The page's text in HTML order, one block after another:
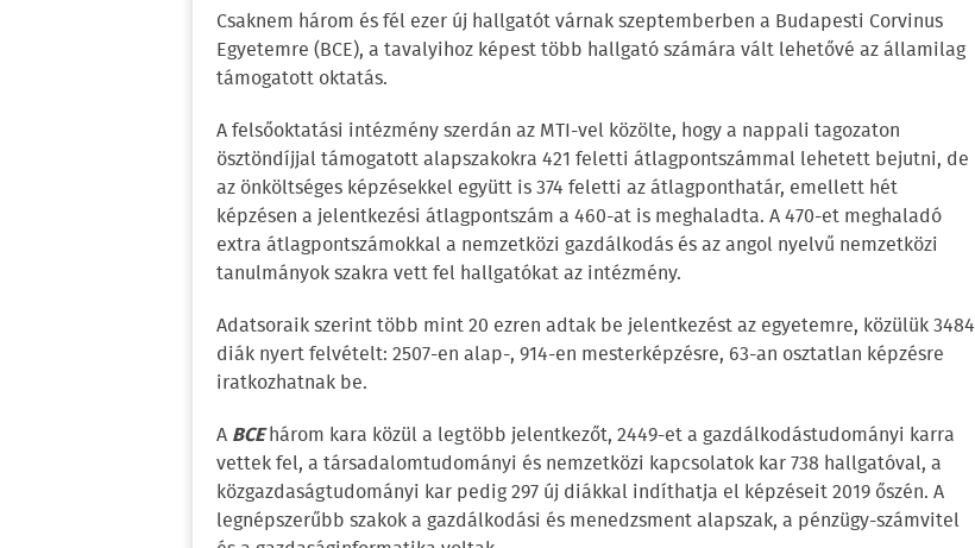
Csaknem három és fél ezer új hallgatót várnak szeptemberben a Budapesti Corvinus
Egyetemre (BCE), a tavalyihoz képest több hallgató számára vált lehetővé az államilag
támogatott oktatás.
A felsőoktatási intézmény szerdán az MTI-vel közölte, hogy a nappali tagozaton
ösztöndíjjal támogatott alapszakokra 421 feletti átlagpontszámmal lehetett bejutni, de
az önköltséges képzésekkel együtt is 374 feletti az átlagponthatár, emellett hét
képzésen a jelentkezési átlagpontszám a 460-at is meghaladta. A 470-et meghaladó
extra átlagpontszámokkal a nemzetközi gazdálkodás és az angol nyelvű nemzetközi
tanulmányok szakra vett fel hallgatókat az intézmény.
Adatsoraik szerint több mint 20 ezren adtak be jelentkezést az egyetemre, közülük 3484
diák nyert felvételt: 2507-en alap-, 914-en mesterképzésre, 63-an osztatlan képzésre
iratkozhatnak be.
A BCEhárom kara közül a legtöbb jelentkezőt, 2449-et a gazdálkodástudományi karra
vettek fel, a társadalomtudományi és nemzetközi kapcsolatok kar 738 hallgatóval, a
közgazdaságtudományi kar pedig 297 új diákkal indíthatja el képzéseit 2019 őszén. A
legnépszerűbb szakok a gazdálkodási és menedzsment alapszak, a pénzügy-számvitel